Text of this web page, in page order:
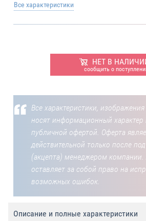
Все характеристики
НЕТ В
сообщить о
Все характеристики,
носят информационный характер
публичной офертой. Оферта
действительной только после
(акцепта) менеджером
оставляет за собой право на
возможных ошибок.
Описание и полные характеристики